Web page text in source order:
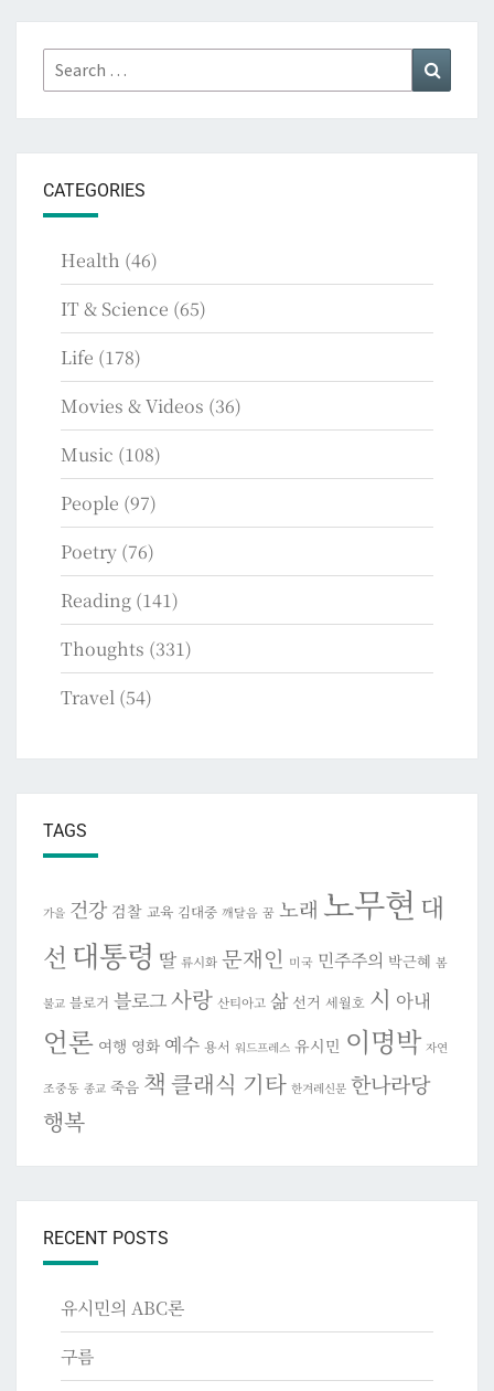
Search
for:
CATEGORIES
Health (46)
IT & Science (65)
Life (178)
Movies & Videos (36)
Music (108)
People (97)
Poetry (76)
Reading (141)
Thoughts (331)
Travel (54)
TAGS
가을 건강 검찰 교육 김대중 깨달음 꿈 노래 노무현 대
선 대통령 딸 류시화 문재인 미국 민주주의 박근혜 봄
불교 블로거 블로그사랑 산티아고 삶 선거 세월호 시 아내
언론 여행 영화 예수 용서 워드프레스 유시민 이명박 자연
조중동 종교 죽음 책 클래식 기타 한겨레신문 한나라당
행복
RECENT POSTS
유시민의 ABC론
구름